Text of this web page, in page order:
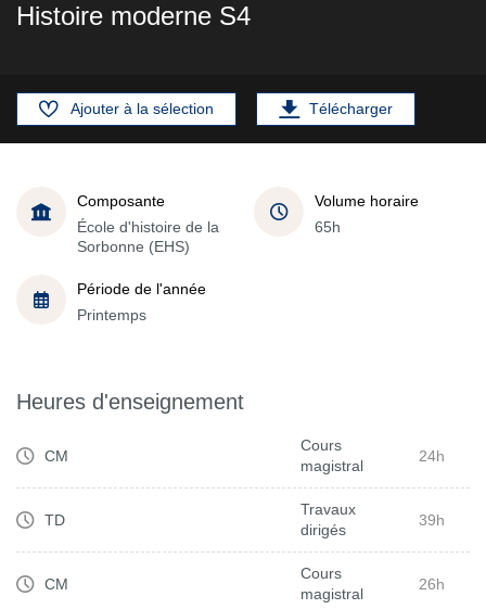
Histoire moderne S4
Ajouter à la sélection Télécharger
Composante
École d'histoire de la
Sorbonne (EHS)
Volume horaire
65h
Période de l'année
Printemps
Heures d'enseignement
CM
Cours
magistral
24h
TD
Travaux
dirigés
39h
CM
Cours
magistral
26h